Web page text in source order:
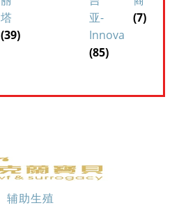
塔
(39)
亚-
Innova
(85)
(7)
辅助生殖